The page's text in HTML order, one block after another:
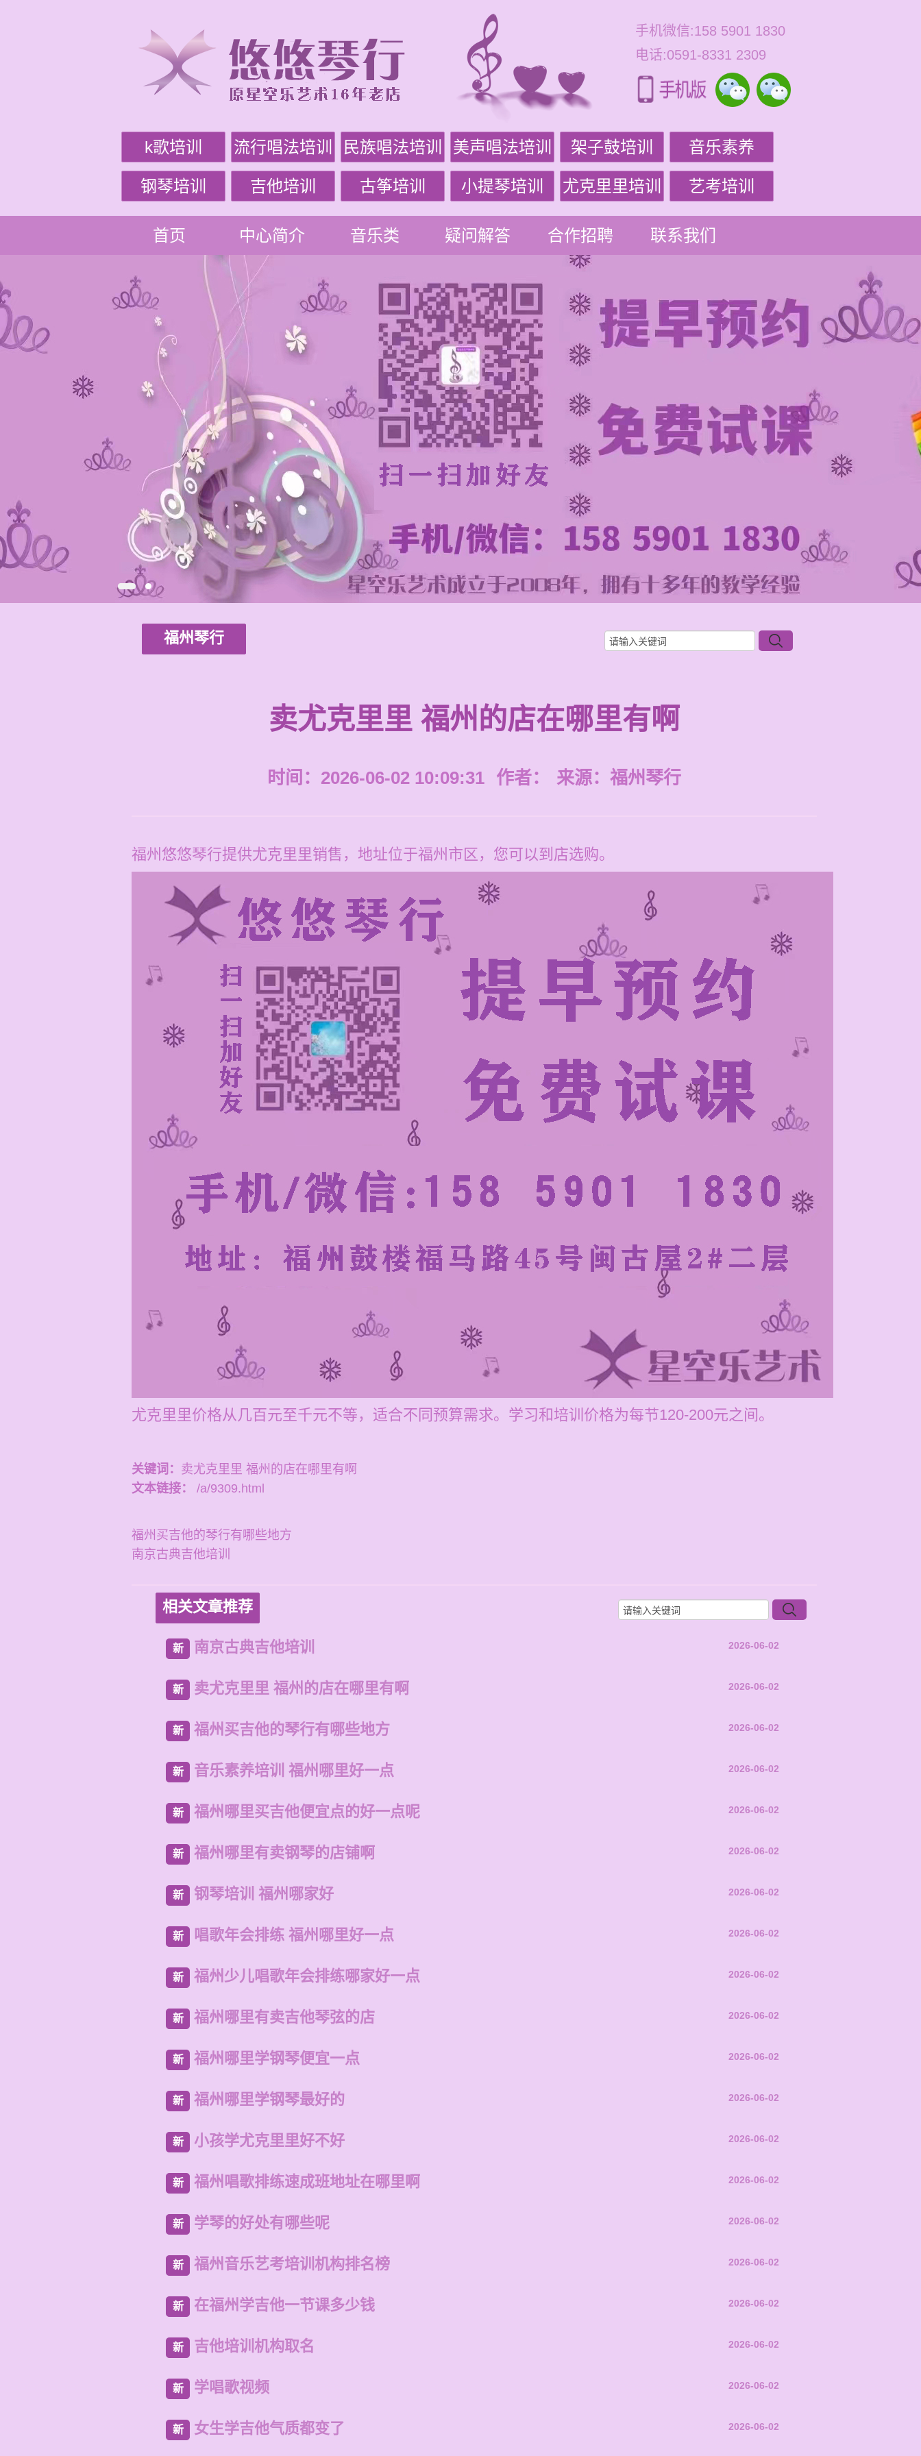
手机微信:158 5901 1830
电话:0591-8331 2309
k歌培训 流行唱法培训 民族唱法培训 美声唱法培训 架子鼓培训 音乐素养
钢琴培训 吉他培训 古筝培训 小提琴培训 尤克里里培训 艺考培训
首页 中心简介 音乐类 疑问解答 合作招聘 联系我们
福州琴行
卖尤克里里 福州的店在哪里有啊
时间：2026-06-02 10:09:31 作者： 来源： 福州琴行
福州悠悠琴行提供尤克里里销售，地址位于福州市区，您可以到店选购。
尤克里里价格从几百元至千元不等，适合不同预算需求。学习和培训价格为每节120-200元之间。
关键词： 卖尤克里里 福州的店在哪里有啊
文本链接：
/a/9309.html
福州买吉他的琴行有哪些地方
南京古典吉他培训
相关文章推荐
新 南京古典吉他培训 2026-06-02
新 卖尤克里里 福州的店在哪里有啊 2026-06-02
新 福州买吉他的琴行有哪些地方 2026-06-02
新 音乐素养培训 福州哪里好一点 2026-06-02
新 福州哪里买吉他便宜点的好一点呢 2026-06-02
新 福州哪里有卖钢琴的店铺啊 2026-06-02
新 钢琴培训 福州哪家好 2026-06-02
新 唱歌年会排练 福州哪里好一点 2026-06-02
新 福州少儿唱歌年会排练哪家好一点 2026-06-02
新 福州哪里有卖吉他琴弦的店 2026-06-02
新 福州哪里学钢琴便宜一点 2026-06-02
新 福州哪里学钢琴最好的 2026-06-02
新 小孩学尤克里里好不好 2026-06-02
新 福州唱歌排练速成班地址在哪里啊 2026-06-02
新 学琴的好处有哪些呢 2026-06-02
新 福州音乐艺考培训机构排名榜 2026-06-02
新 在福州学吉他一节课多少钱 2026-06-02
新 吉他培训机构取名 2026-06-02
新 学唱歌视频 2026-06-02
新 女生学吉他气质都变了 2026-06-02